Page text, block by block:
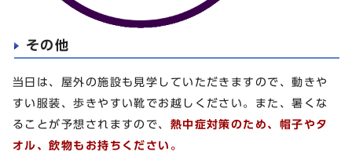
その他
当日は、屋外の施設も見学していただきますので、動きや
すい服装、歩きやすい靴でお越しください。また、暑くな
ることが予想されますので、 熱中症対策のため、帽子やタ
オル、飲物もお持ちください。